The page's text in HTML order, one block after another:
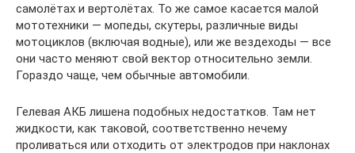
самолётах и вертолётах. То же самое касается малой
мототехники — мопеды, скутеры, различные виды
мотоциклов (включая водные), или же вездеходы — все
они часто меняют свой вектор относительно земли.
Гораздо чаще, чем обычные автомобили.
Гелевая АКБ лишена подобных недостатков. Там нет
жидкости, как таковой, соответственно нечему
проливаться или отходить от электродов при наклонах